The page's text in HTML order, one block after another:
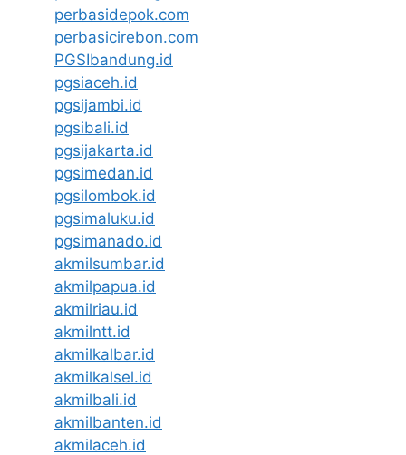
perbasidepok.com
perbasicirebon.com
PGSIbandung.id
pgsiaceh.id
pgsijambi.id
pgsibali.id
pgsijakarta.id
pgsimedan.id
pgsilombok.id
pgsimaluku.id
pgsimanado.id
akmilsumbar.id
akmilpapua.id
akmilriau.id
akmilntt.id
akmilkalbar.id
akmilkalsel.id
akmilbali.id
akmilbanten.id
akmilaceh.id